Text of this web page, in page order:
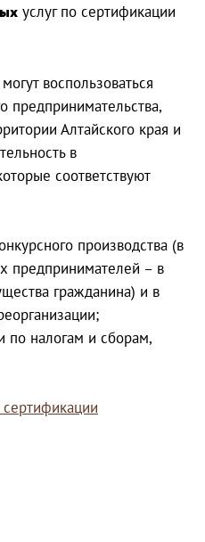
услуг по сертификации
воспользоваться
предпринимательства,
Алтайского края и
в
соответствуют
производства (в
предпринимателей – в
гражданина) и в
по налогам и сборам,